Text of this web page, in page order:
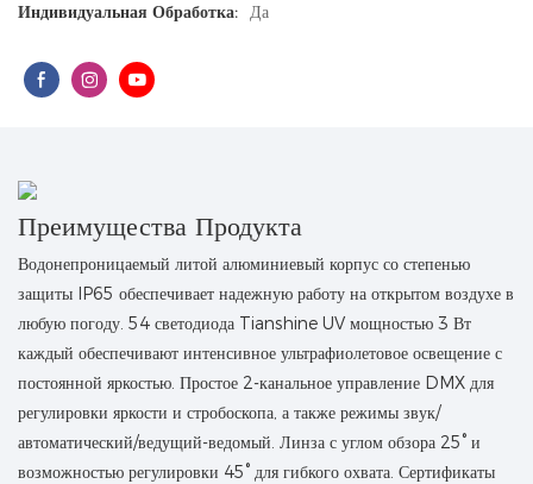
Индивидуальная Обработка: Да
Преимущества Продукта
Водонепроницаемый литой алюминиевый корпус со степенью
защиты IP65 обеспечивает надежную работу на открытом воздухе в
любую погоду. 54 светодиода Tianshine UV мощностью 3 Вт
каждый обеспечивают интенсивное ультрафиолетовое освещение с
постоянной яркостью. Простое 2-канальное управление DMX для
регулировки яркости и стробоскопа, а также режимы звук/
автоматический/ведущий-ведомый. Линза с углом обзора 25° и
возможностью регулировки 45° для гибкого охвата. Сертификаты